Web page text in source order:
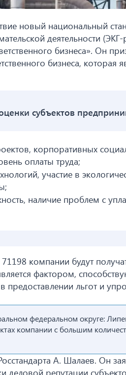
новый национальный
деятельности
бизнеса». Он
бизнеса, которая
субъектов
корпоративных
оплаты труда;
участие в
наличие проблем с
компании будут
фактором,
льгот и
федеральном округе:
компании с большим
А. Шалаев. Он